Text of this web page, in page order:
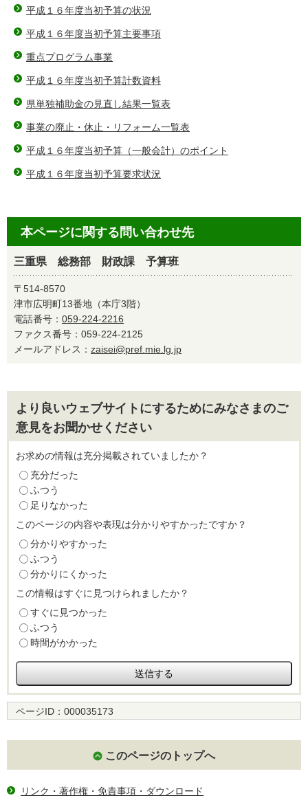
平成１６年度当初予算の状況
平成１６年度当初予算主要事項
重点プログラム事業
平成１６年度当初予算計数資料
県単独補助金の見直し結果一覧表
事業の廃止・休止・リフォーム一覧表
平成１６年度当初予算（一般会計）のポイント
平成１６年度当初予算要求状況
本ページに関する問い合わせ先
三重県 総務部 財政課 予算班
〒514-8570
津市広明町13番地（本庁3階）
電話番号： 059-224-2216
ファクス番号：059-224-2125
メールアドレス： zaisei@pref.mie.lg.jp
より良いウェブサイトにするためにみなさまのご
意見をお聞かせください
お求めの情報は充分掲載されていましたか？
充分だった
ふつう
足りなかった
このページの内容や表現は分かりやすかったですか？
分かりやすかった
ふつう
分かりにくかった
この情報はすぐに見つけられましたか？
すぐに見つかった
ふつう
時間がかかった
ページID： 000035173
このページのトップへ
リンク・著作権・免責事項・ダウンロード